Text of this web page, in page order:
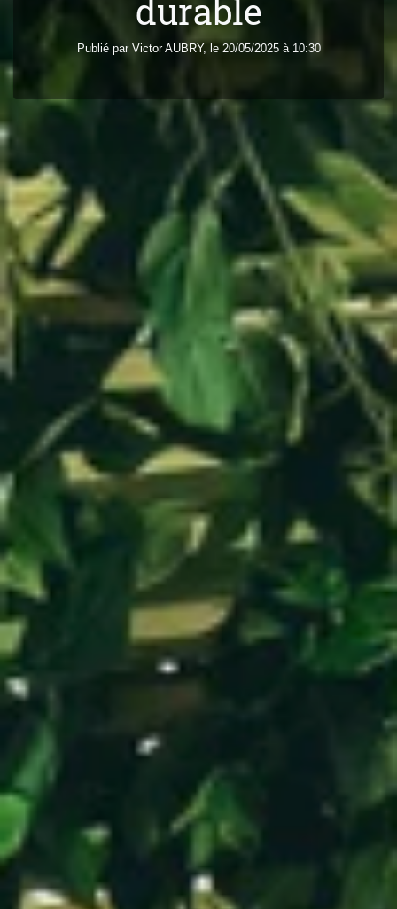
durable
Publié par Victor AUBRY, le 20/05/2025 à 10:30